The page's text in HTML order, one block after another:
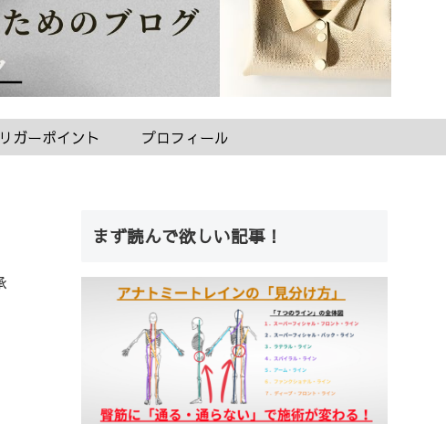
ガーポイント プロフィール
まず読んで欲しい記事！